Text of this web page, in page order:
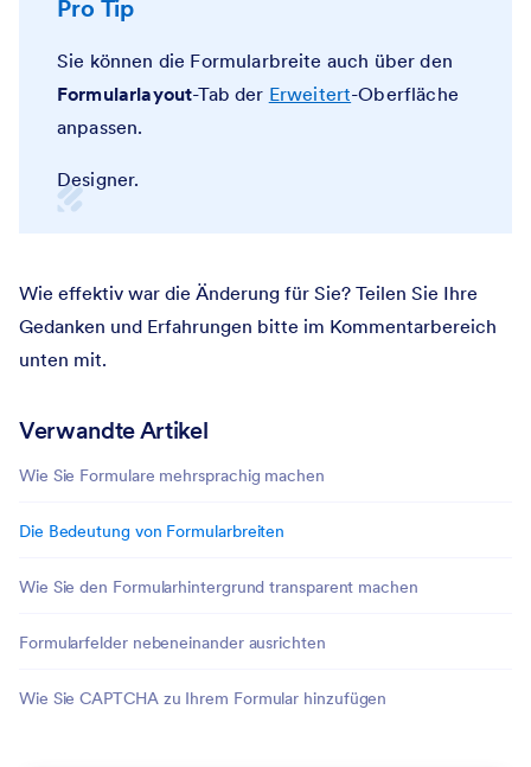
Pro Tip
Sie können die Formularbreite auch über den
Formularlayout-Tab der Erweitert-Oberfläche
anpassen.
Designer.
Wie effektiv war die Änderung für Sie? Teilen Sie Ihre
Gedanken und Erfahrungen bitte im Kommentarbereich
unten mit.
Verwandte Artikel
Wie Sie Formulare mehrsprachig machen
Die Bedeutung von Formularbreiten
Wie Sie den Formularhintergrund transparent machen
Formularfelder nebeneinander ausrichten
Wie Sie CAPTCHA zu Ihrem Formular hinzufügen